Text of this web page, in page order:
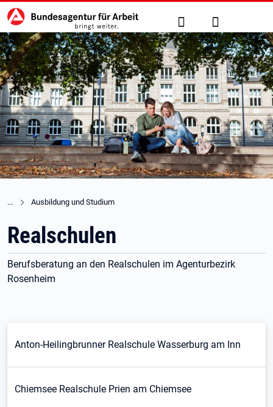
zu den Hauptinhalten springen
Hauptnavigation Suche Anmelden
Ausbildung und Studium
Realschulen
Berufsberatung an den Realschulen im Agenturbezirk
Rosenheim
Anton-Heilingbrunner Realschule Wasserburg am Inn
Chiemsee Realschule Prien am Chiemsee